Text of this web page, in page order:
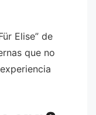
Elise” de
que no